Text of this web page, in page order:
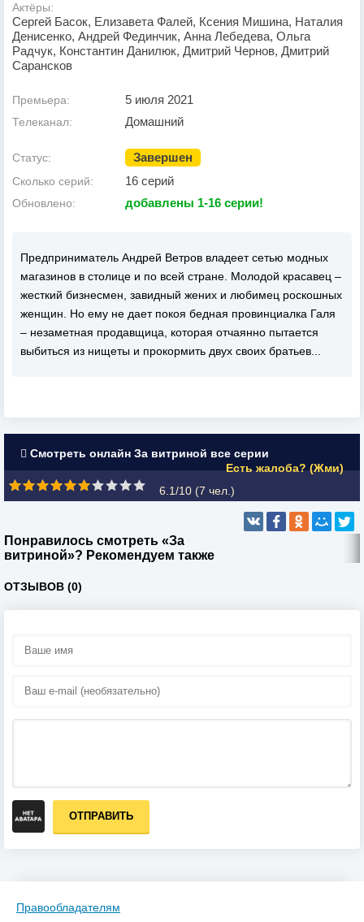
Актёры:
Сергей Басок, Елизавета Фалей, Ксения Мишина, Наталия
Денисенко, Андрей Фединчик, Анна Лебедева, Ольга
Радчук, Константин Данилюк, Дмитрий Чернов, Дмитрий
Сарансков
Премьера: 5 июля 2021
Телеканал: Домашний
Статус: Завершен
Сколько серий: 16 серий
Обновлено: добавлены 1-16 серии!
Предприниматель Андрей Ветров владеет сетью модных
магазинов в столице и по всей стране. Молодой красавец –
жесткий бизнесмен, завидный жених и любимец роскошных
женщин. Но ему не дает покоя бедная провинциалка Галя
– незаметная продавщица, которая отчаянно пытается
выбиться из нищеты и прокормить двух своих братьев...
Смотреть онлайн За витриной все серии
Есть жалоба? (Жми)
6.1/10 (7 чел.)
Понравилось смотреть «За
витриной»? Рекомендуем также
ОТЗЫВОВ (0)
ОТПРАВИТЬ
Правообладателям